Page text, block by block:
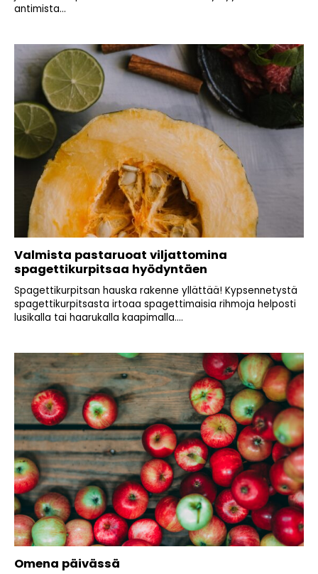
antimista...
Valmista pastaruoat viljattomina
spagettikurpitsaa hyödyntäen
Spagettikurpitsan hauska rakenne yllättää! Kypsennetystä
spagettikurpitsasta irtoaa spagettimaisia rihmoja helposti
lusikalla tai haarukalla kaapimalla....
Omena päivässä